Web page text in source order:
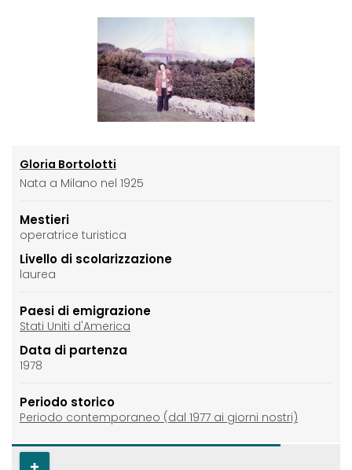
Gloria Bortolotti
Nata a Milano nel 1925
Mestieri
operatrice turistica
Livello di scolarizzazione
laurea
Paesi di emigrazione
Stati Uniti d'America
Data di partenza
1978
Periodo storico
Periodo contemporaneo (dal 1977 ai giorni nostri)